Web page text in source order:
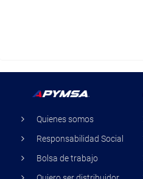
Quienes somos
Responsabilidad Social
Bolsa de trabajo